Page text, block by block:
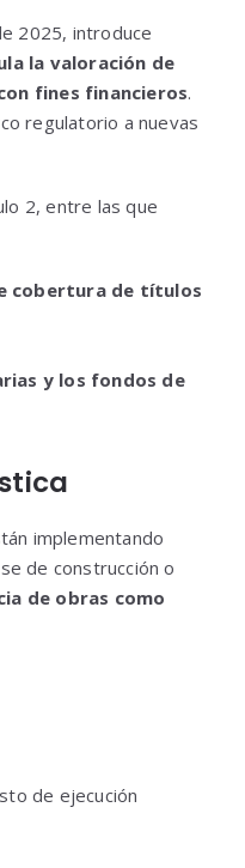
2025, introduce
la valoración de
fines financieros.
regulatorio a nuevas
2, entre las que
cobertura de títulos
y los fondos de
implementando
de construcción o
de obras como
de ejecución